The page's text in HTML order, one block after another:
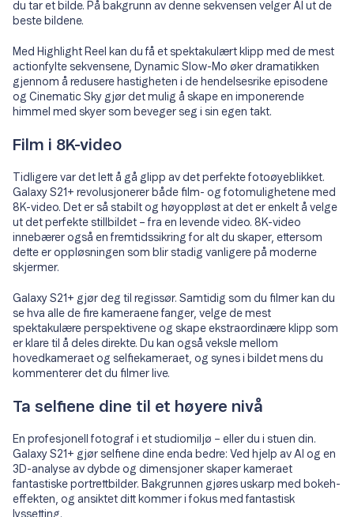
du tar et bilde. På bakgrunn av denne sekvensen velger AI ut de
beste bildene.
Med Highlight Reel kan du få et spektakulært klipp med de mest
actionfylte sekvensene, Dynamic Slow-Mo øker dramatikken
gjennom å redusere hastigheten i de hendelsesrike episodene
og Cinematic Sky gjør det mulig å skape en imponerende
himmel med skyer som beveger seg i sin egen takt.
Film i 8K-video
Tidligere var det lett å gå glipp av det perfekte fotoøyeblikket.
Galaxy S21+ revolusjonerer både film- og fotomulighetene med
8K-video. Det er så stabilt og høyoppløst at det er enkelt å velge
ut det perfekte stillbildet – fra en levende video. 8K-video
innebærer også en fremtidssikring for alt du skaper, ettersom
dette er oppløsningen som blir stadig vanligere på moderne
skjermer.
Galaxy S21+ gjør deg til regissør. Samtidig som du filmer kan du
se hva alle de fire kameraene fanger, velge de mest
spektakulære perspektivene og skape ekstraordinære klipp som
er klare til å deles direkte. Du kan også veksle mellom
hovedkameraet og selfiekameraet, og synes i bildet mens du
kommenterer det du filmer live.
Ta selfiene dine til et høyere nivå
En profesjonell fotograf i et studiomiljø – eller du i stuen din.
Galaxy S21+ gjør selfiene dine enda bedre: Ved hjelp av AI og en
3D-analyse av dybde og dimensjoner skaper kameraet
fantastiske portrettbilder. Bakgrunnen gjøres uskarp med bokeh-
effekten, og ansiktet ditt kommer i fokus med fantastisk
lyssetting.